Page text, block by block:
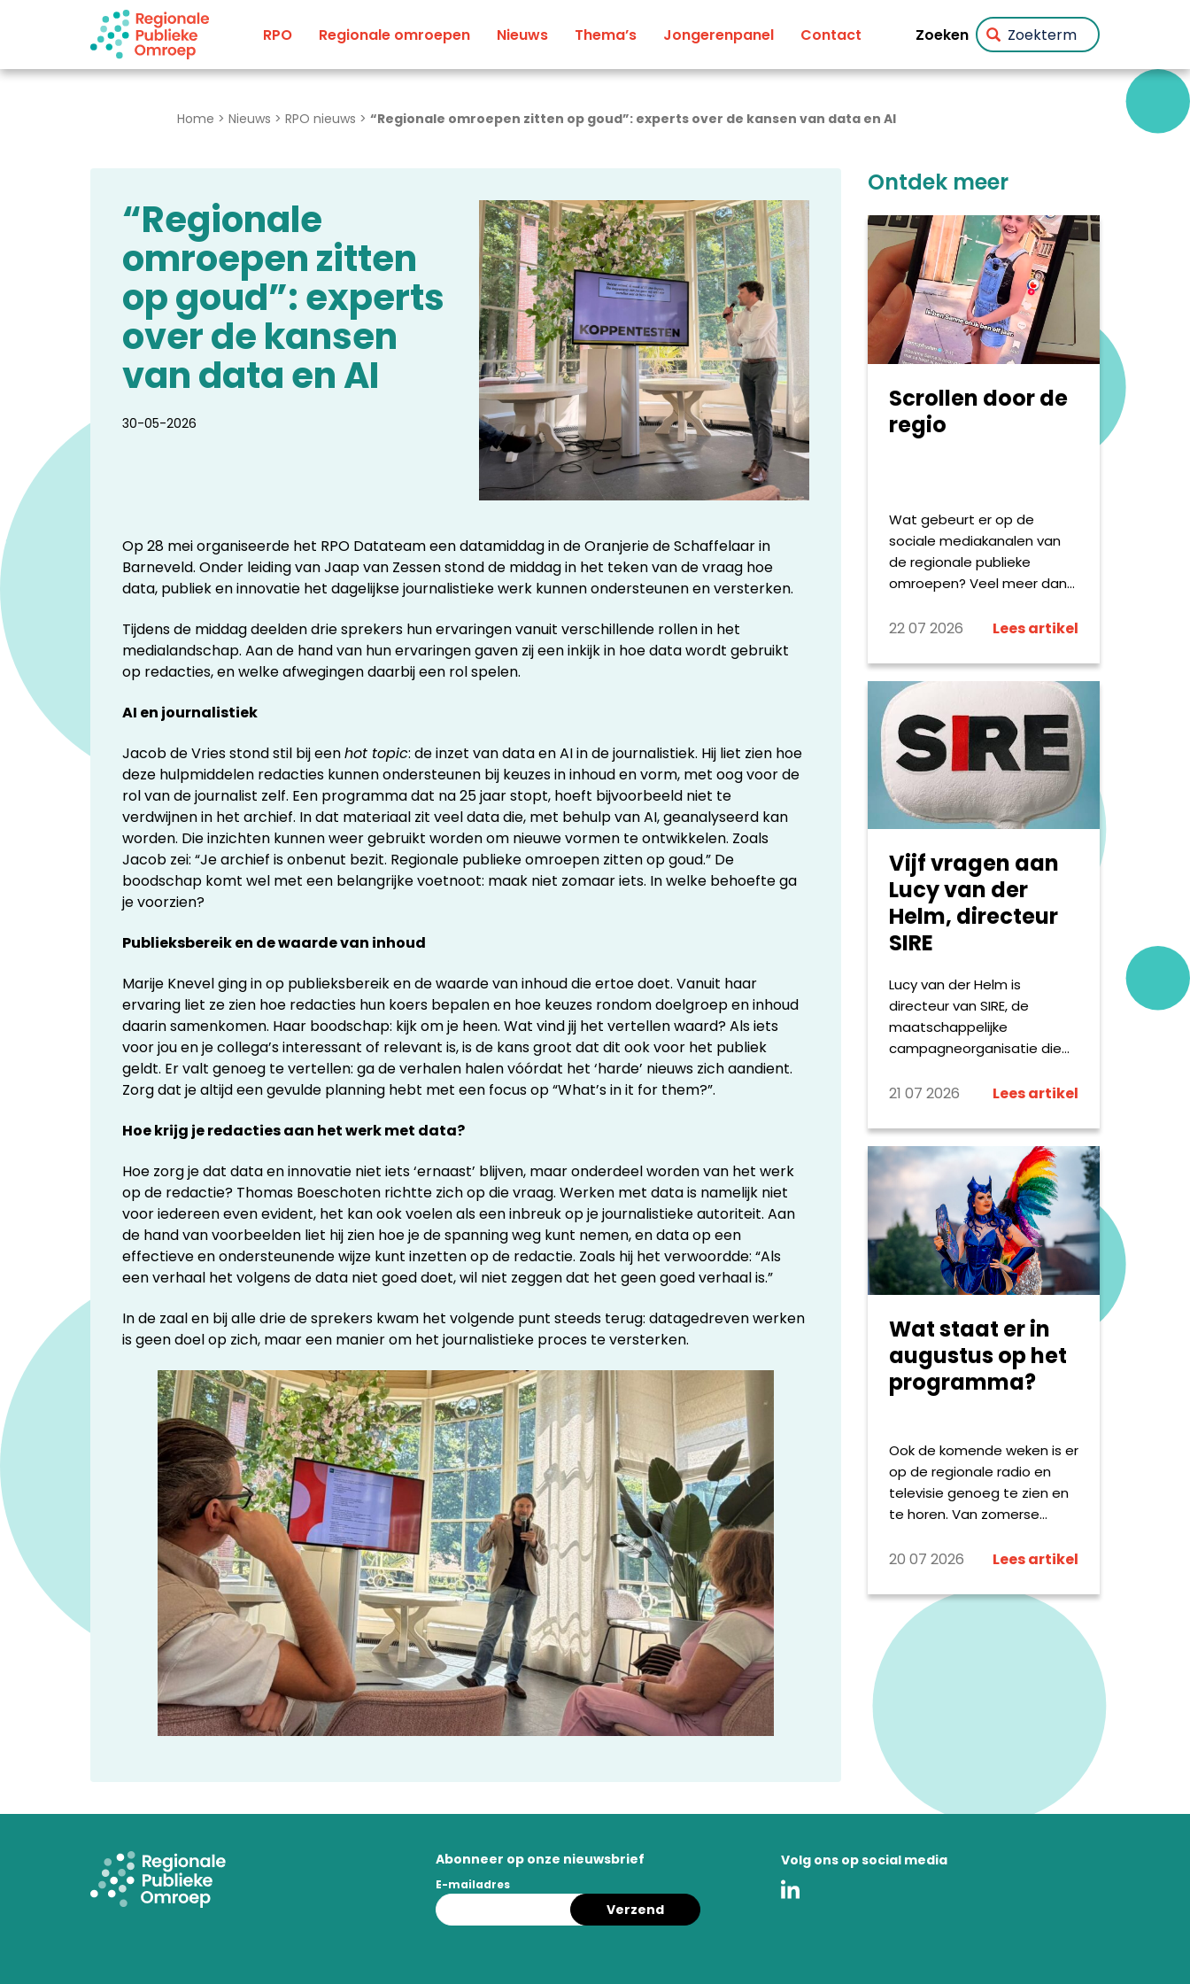
RPO Regionale omroepen Nieuws Thema’s Jongerenpanel Contact Zoeken
Home > Nieuws > RPO nieuws > “Regionale omroepen zitten op goud”: experts over de kansen van data en AI
“Regionale
omroepen zitten
op goud”: experts
over de kansen
van data en AI
30-05-2026
Op 28 mei organiseerde het RPO Datateam een datamiddag in de Oranjerie de Schaffelaar in
Barneveld. Onder leiding van Jaap van Zessen stond de middag in het teken van de vraag hoe
data, publiek en innovatie het dagelijkse journalistieke werk kunnen ondersteunen en versterken.
Tijdens de middag deelden drie sprekers hun ervaringen vanuit verschillende rollen in het
medialandschap. Aan de hand van hun ervaringen gaven zij een inkijk in hoe data wordt gebruikt
op redacties, en welke afwegingen daarbij een rol spelen.
AI en journalistiek
Jacob de Vries stond stil bij eenhot topic: de inzet van data en AI in de journalistiek. Hij liet zien hoe
deze hulpmiddelen redacties kunnen ondersteunen bij keuzes in inhoud en vorm, met oog voor de
rol van de journalist zelf. Een programma dat na 25 jaar stopt, hoeft bijvoorbeeld niet te
verdwijnen in het archief. In dat materiaal zit veel data die, met behulp van AI, geanalyseerd kan
worden. Die inzichten kunnen weer gebruikt worden om nieuwe vormen te ontwikkelen. Zoals
Jacob zei: “Je archief is onbenut bezit. Regionale publieke omroepen zitten op goud.” De
boodschap komt wel met een belangrijke voetnoot: maak niet zomaar iets. In welke behoefte ga
je voorzien?
Publieksbereik en de waarde van inhoud
Marije Knevel ging in op publieksbereik en de waarde van inhoud die ertoe doet. Vanuit haar
ervaring liet ze zien hoe redacties hun koers bepalen en hoe keuzes rondom doelgroep en inhoud
daarin samenkomen. Haar boodschap: kijk om je heen. Wat vind jij het vertellen waard? Als iets
voor jou en je collega’s interessant of relevant is, is de kans groot dat dit ook voor het publiek
geldt. Er valt genoeg te vertellen: ga de verhalen halen vóórdat het ‘harde’ nieuws zich aandient.
Zorg dat je altijd een gevulde planning hebt met een focus op “What’s in it for them?”.
Hoe krijg je redacties aan het werk met data?
Hoe zorg je dat data en innovatie niet iets ‘ernaast’ blijven, maar onderdeel worden van het werk
op de redactie? Thomas Boeschoten richtte zich op die vraag. Werken met data is namelijk niet
voor iedereen even evident, het kan ook voelen als een inbreuk op je journalistieke autoriteit. Aan
de hand van voorbeelden liet hij zien hoe je de spanning weg kunt nemen, en data op een
effectieve en ondersteunende wijze kunt inzetten op de redactie. Zoals hij het verwoordde: “Als
een verhaal het volgens de data niet goed doet, wil niet zeggen dat het geen goed verhaal is.”
In de zaal en bij alle drie de sprekers kwam het volgende punt steeds terug: datagedreven werken
is geen doel op zich, maar een manier om het journalistieke proces te versterken.
Ontdek meer
Scrollen door de
regio
Wat gebeurt er op de
sociale mediakanalen van
de regionale publieke
omroepen? Veel meer dan
nieuws alleen: deze zomer
een opvallende bus door
Fryslân, worden Drentse
keten beoordeeld alsof het
sterrenrestaurants zijn en
zoekt Omroep Brabant
sportliefhebbers op Strava
op. Hieronder delen we
kleine greep uit wat de
22 07 2026 Lees artikel
Vijf vragen aan
Lucy van der
Helm, directeur
SIRE
Lucy van der Helm is
directeur van SIRE, de
maatschappelijke
campagneorganisatie die
confronterende en vaak
campagnes aan het denken
zet. Vanuit haar rol geeft zij
leiding aan een breed
netwerk van media-,
communicatie-,
maatschappelijke en
wetenschappelijke partners
die zich samen inzetten
verandering. Met
campagnes als #DOESLIEF,
Polarisatie en De Dood laat
zij zien hoe onderzoek, data
agenderen van urgente
maatschappelijke
vraagstukken.
21 07 2026 Lees artikel
Wat staat er in
augustus op het
programma?
Ook de komende weken is er
op de regionale radio en
televisie genoeg te zien en
te horen. Van zomerse
evenementen tot
en series over bijzondere
mensen en plekken in de
regio. We zetten een aantal
20 07 2026 Lees artikel
Abonneer op onze nieuwsbrief
E-mailadres
Volg ons op social media